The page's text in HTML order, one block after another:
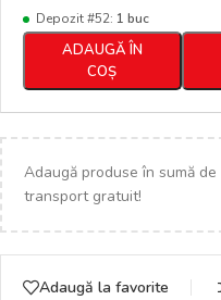
Depozit #52: 1 buc
ADAUGĂ ÎN
COȘ
Adaugă produse în sumă de
transport gratuit!
Adaugă la favorite